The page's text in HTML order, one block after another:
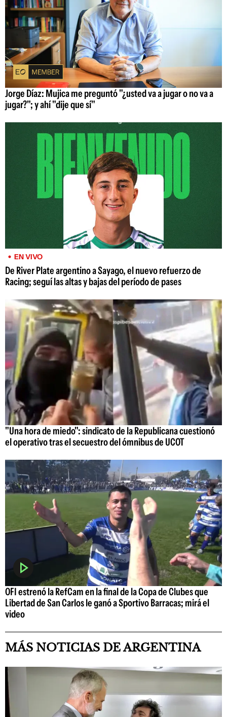
Jorge Díaz: Mujica me preguntó "¿usted va a jugar o no va a
jugar?"; y ahí "dije que sí"
EN VIVO
De River Plate argentino a Sayago, el nuevo refuerzo de
Racing; seguí las altas y bajas del período de pases
"Una hora de miedo": sindicato de la Republicana cuestionó
el operativo tras el secuestro del ómnibus de UCOT
OFI estrenó la RefCam en la final de la Copa de Clubes que
Libertad de San Carlos le ganó a Sportivo Barracas; mirá el
video
MÁS NOTICIAS DE ARGENTINA